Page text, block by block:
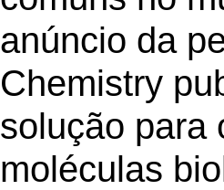
anúncio da
Chemistry
solução para
moléculas